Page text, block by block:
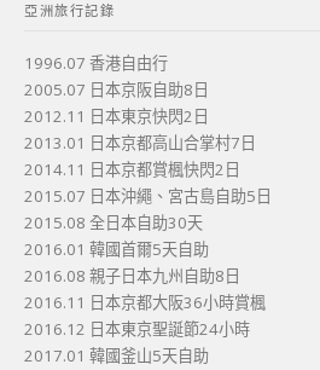
亞洲旅行記錄
1996.07 香港自由行
2005.07 日本京阪自助8日
2012.11 日本東京快閃2日
2013.01 日本京都高山合掌村7日
2014.11 日本京都賞楓快閃2日
2015.07 日本沖繩、宮古島自助5日
2015.08 全日本自助30天
2016.01 韓國首爾5天自助
2016.08 親子日本九州自助8日
2016.11 日本京都大阪36小時賞楓
2016.12 日本東京聖誕節24小時
2017.01 韓國釜山5天自助